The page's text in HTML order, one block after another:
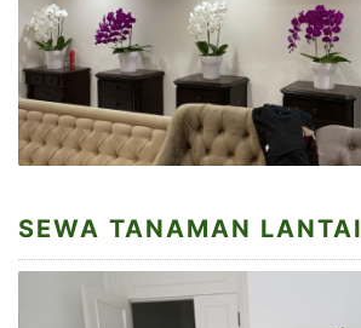
SEWA TANAMAN LANTAI